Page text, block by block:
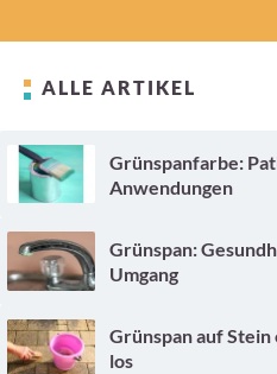
ALLE ARTIKEL
Grünspanfarbe:
Anwendungen
Grünspan:
Umgang
Grünspan auf
los